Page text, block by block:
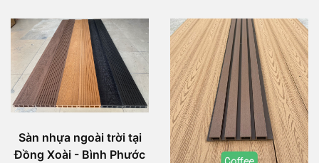
Sàn nhựa ngoài trời tại
Đồng Xoài - Bình Phước